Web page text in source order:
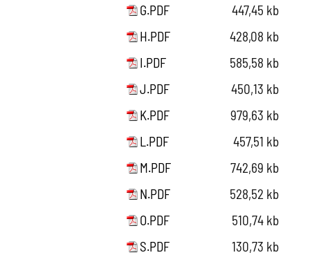
G.PDF
447,45 kb
H.PDF
428,08 kb
I.PDF
585,58 kb
J.PDF
450,13 kb
K.PDF
979,63 kb
L.PDF
457,51 kb
M.PDF
742,69 kb
N.PDF
528,52 kb
O.PDF
510,74 kb
S.PDF
130,73 kb